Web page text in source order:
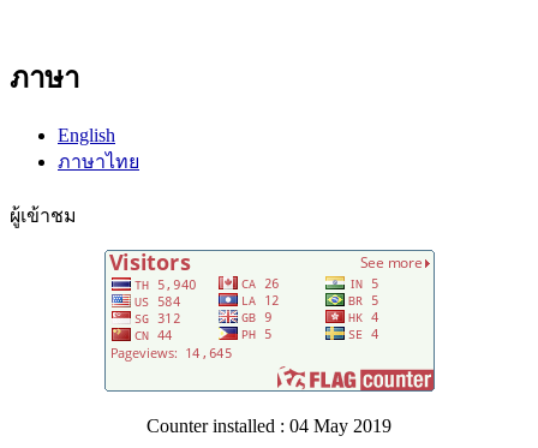
ภาษา
English
ภาษาไทย
ผู้เข้าชม
Counter installed : 04 May 2019